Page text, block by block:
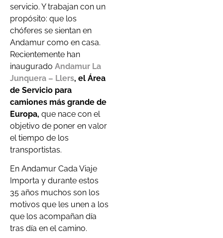
servicio. Y trabajan con un
propósito: que los
chóferes se sientan en
Andamur como en casa.
Recientemente han
inaugurado Andamur La
Junquera – Llers, el Área
de Servicio para
camiones más grande de
Europa, que nace con el
objetivo de poner en valor
el tiempo de los
transportistas.
En Andamur Cada Viaje
Importa y durante estos
35 años muchos son los
motivos que les unen a los
que los acompañan día
tras día en el camino.